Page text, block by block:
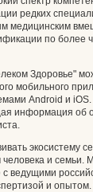
редких
медицинским
по более
Здоровье"
мобильного
Android и
информация об
экосистему
и семьи.
ведущими
и